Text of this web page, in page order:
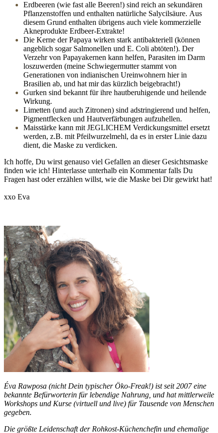
Erdbeeren (wie fast alle Beeren!) sind reich an sekundären
Pflanzenstoffen und enthalten natürliche Salycilsäure. Aus
diesem Grund enthalten übrigens auch viele kommerzielle
Akneprodukte Erdbeer-Extrakte!
Die Kerne der Papaya wirken stark antibakteriell (können
angeblich sogar Salmonellen und E. Coli abtöten!). Der
Verzehr von Papayakernen kann helfen, Parasiten im Darm
loszuwerden (meine Schwiegermutter stammt von
Generationen von indianischen Ureinwohnern hier in
Brasilien ab, und hat mir das kürzlich beigebracht!)
Gurken sind bekannt für ihre hautberuhigende und heilende
Wirkung.
Limetten (und auch Zitronen) sind adstringierend und helfen,
Pigmentflecken und Hautverfärbungen aufzuhellen.
Maisstärke kann mit JEGLICHEM Verdickungsmittel ersetzt
werden, z.B. mit Pfeilwurzelmehl, da es in erster Linie dazu
dient, die Maske zu verdicken.
Ich hoffe, Du wirst genauso viel Gefallen an dieser Gesichtsmaske
finden wie ich! Hinterlasse unterhalb ein Kommentar falls Du
Fragen hast oder erzählen willst, wie die Maske bei Dir gewirkt hat!
xxo Eva
Éva Rawposa (nicht Dein typischer Öko-Freak!) ist seit 2007 eine
bekannte Befürworterin für lebendige Nahrung, und hat mittlerweile
Workshops und Kurse (virtuell und live) für Tausende von Menschen
gegeben.
Die größte Leidenschaft der Rohkost-Küchenchefin und ehemalige